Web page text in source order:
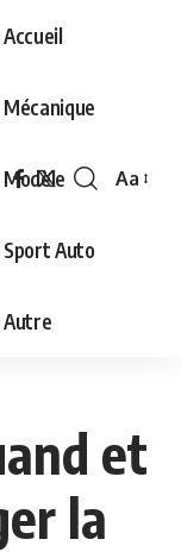
Accueil
Mécanique
Modèle
Sport Auto
Autre
Font
Aa
et
la